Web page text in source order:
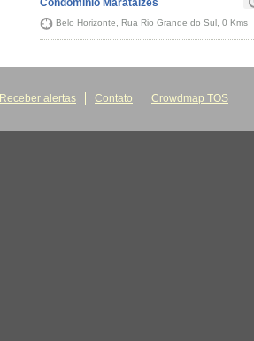
Condomínio Marataízes
Belo Horizonte, Rua Rio Grande do Sul, 0 Kms
Receber alertas Contato Crowdmap TOS